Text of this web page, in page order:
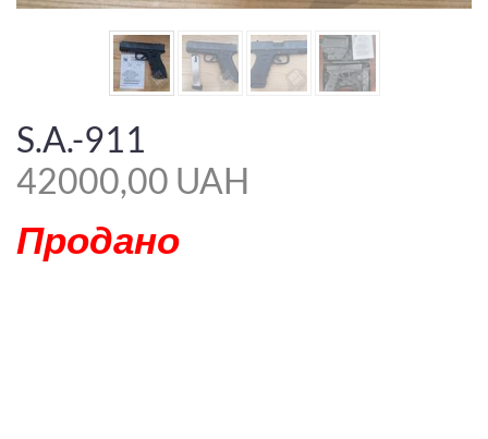
S.A.-911
42000,00 UAH
Продано